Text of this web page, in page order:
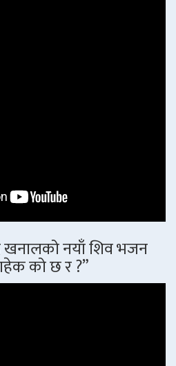
खनालको नयाँ शिव भजन
को छ र ?”